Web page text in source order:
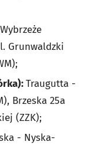
Wybrzeże
Grunwaldzki
Traugutta -
Brzeska 25a
(ZZK);
- Nyska-